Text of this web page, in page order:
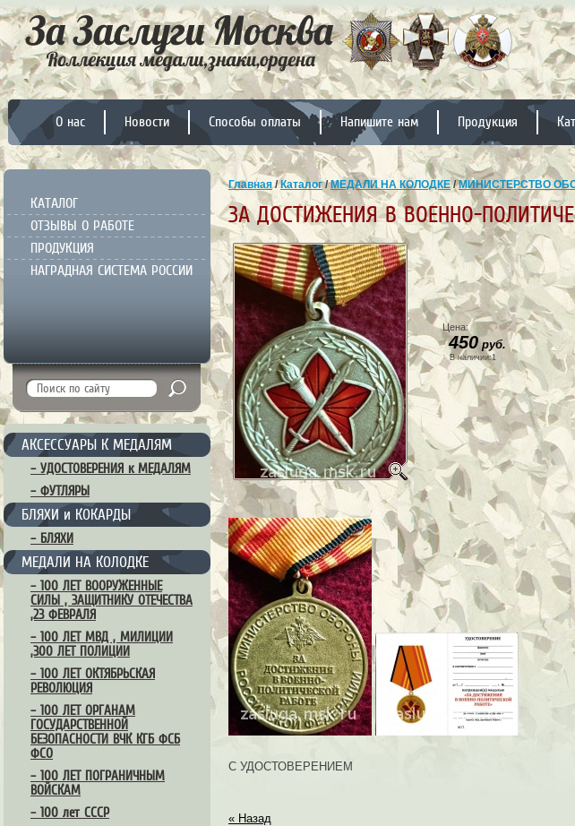
О нас Новости Способы оплаты Напишите нам Продукция
КАТАЛОГ
ОТЗЫВЫ О РАБОТЕ
ПРОДУКЦИЯ
НАГРАДНАЯ СИСТЕМА РОССИИ
АКСЕССУАРЫ К МЕДАЛЯМ
– УДОСТОВЕРЕНИЯ к МЕДАЛЯМ
– ФУТЛЯРЫ
БЛЯХИ и КОКАРДЫ
– БЛЯХИ
МЕДАЛИ НА КОЛОДКЕ
– 100 ЛЕТ ВООРУЖЕННЫЕ
СИЛЫ , ЗАЩИТНИКУ ОТЕЧЕСТВА
,23 ФЕВРАЛЯ
– 100 ЛЕТ МВД , МИЛИЦИИ
,300 ЛЕТ ПОЛИЦИИ
– 100 ЛЕТ ОКТЯБРЬСКАЯ
РЕВОЛЮЦИЯ
– 100 ЛЕТ ОРГАНАМ
ГОСУДАРСТВЕННОЙ
БЕЗОПАСНОСТИ ВЧК КГБ ФСБ
ФСО
– 100 ЛЕТ ПОГРАНИЧНЫМ
ВОЙСКАМ
– 100 лет СССР
Главная/Каталог/МЕДАЛИ НА КОЛОДКЕ/МИНИСТЕРСТВО
ЗА ДОСТИЖЕНИЯ В ВОЕННО-
Цена:
450руб.
В наличии:1
С УДОСТОВЕРЕНИЕМ
« Назад